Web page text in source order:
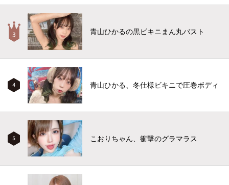
青山ひかるの黒ビキニまん丸バスト
4 青山ひかる、冬仕様ビキニで圧巻ボディ
5 こおりちゃん、衝撃のグラマラス